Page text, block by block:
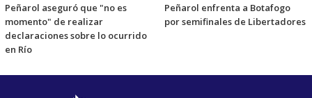
Peñarol aseguró que "no es
momento" de realizar
declaraciones sobre lo ocurrido
en Río
Peñarol enfrenta a Botafogo
por semifinales de Libertadores